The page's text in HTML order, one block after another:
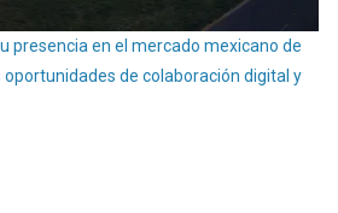
presencia en el mercado mexicano de
de colaboración digital y